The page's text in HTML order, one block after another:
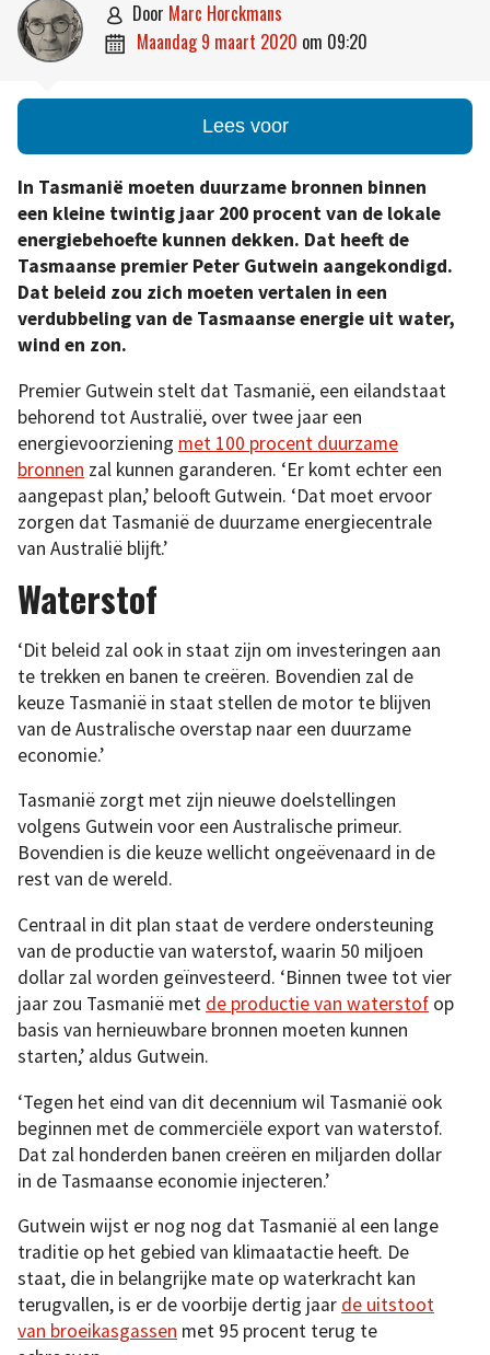
 door Marc Horckmans
 maandag 9 maart 2020 om 09:20
Lees voor
In Tasmanië moeten duurzame bronnen binnen
een kleine twintig jaar 200 procent van de lokale
energiebehoefte kunnen dekken. Dat heeft de
Tasmaanse premier Peter Gutwein aangekondigd.
Dat beleid zou zich moeten vertalen in een
verdubbeling van de Tasmaanse energie uit water,
wind en zon.
Premier Gutwein stelt dat Tasmanië, een eilandstaat
behorend tot Australië, over twee jaar een
energievoorziening met 100 procent duurzame
bronnen zal kunnen garanderen. ‘Er komt echter een
aangepast plan,’ belooft Gutwein. ‘Dat moet ervoor
zorgen dat Tasmanië de duurzame energiecentrale
van Australië blijft.’
Waterstof
‘Dit beleid zal ook in staat zijn om investeringen aan
te trekken en banen te creëren. Bovendien zal de
keuze Tasmanië in staat stellen de motor te blijven
van de Australische overstap naar een duurzame
economie.’
Tasmanië zorgt met zijn nieuwe doelstellingen
volgens Gutwein voor een Australische primeur.
Bovendien is die keuze wellicht ongeëvenaard in de
rest van de wereld.
Centraal in dit plan staat de verdere ondersteuning
van de productie van waterstof, waarin 50 miljoen
dollar zal worden geïnvesteerd. ‘Binnen twee tot vier
jaar zou Tasmanië met de productie van waterstof op
basis van hernieuwbare bronnen moeten kunnen
starten,’ aldus Gutwein.
‘Tegen het eind van dit decennium wil Tasmanië ook
beginnen met de commerciële export van waterstof.
Dat zal honderden banen creëren en miljarden dollar
in de Tasmaanse economie injecteren.’
Gutwein wijst er nog nog dat Tasmanië al een lange
traditie op het gebied van klimaatactie heeft. De
staat, die in belangrijke mate op waterkracht kan
terugvallen, is er de voorbije dertig jaar de uitstoot
van broeikasgassen met 95 procent terug te